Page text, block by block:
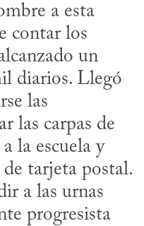
a esta
contar los
un
diarios. Llegó
las
las carpas de
la escuela y
de tarjeta postal.
a las urnas
progresista